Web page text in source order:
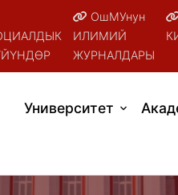
ОшМУнун
ИЛИМИЙ
ЖУРНАЛДАРЫ
Университет